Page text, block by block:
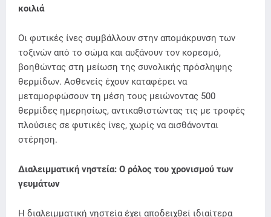
κοιλιά
Οι φυτικές ίνες συμβάλλουν στην απομάκρυνση των
τοξινών από το σώμα και αυξάνουν τον κορεσμό,
βοηθώντας στη μείωση της συνολικής πρόσληψης
θερμίδων. Ασθενείς έχουν καταφέρει να
μεταμορφώσουν τη μέση τους μειώνοντας 500
θερμίδες ημερησίως, αντικαθιστώντας τις με τροφές
πλούσιες σε φυτικές ίνες, χωρίς να αισθάνονται
στέρηση.
Διαλειμματική νηστεία: Ο ρόλος του χρονισμού των
γευμάτων
Η διαλειμματική νηστεία έχει αποδειχθεί ιδιαίτερα